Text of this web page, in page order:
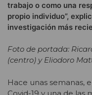
trabajo o como una
propio individuo”,
investigación más
Foto de portada:
(centro) y Eliodoro
Hace unas semanas,